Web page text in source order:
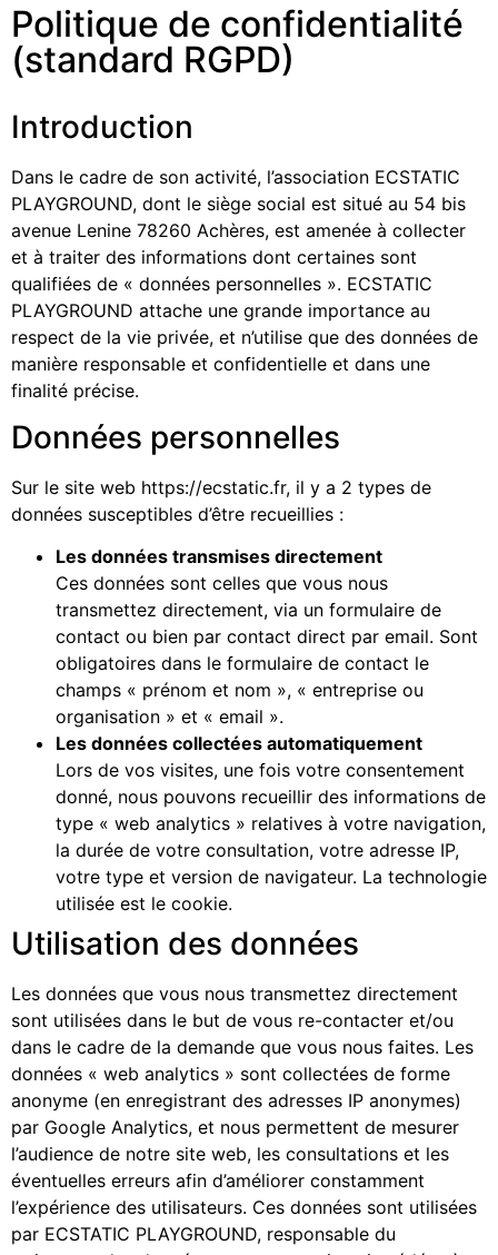
Politique de confidentialité
(standard RGPD)
Introduction
Dans le cadre de son activité, l’association ECSTATIC
PLAYGROUND, dont le siège social est situé au 54 bis
avenue Lenine 78260 Achères, est amenée à collecter
et à traiter des informations dont certaines sont
qualifiées de « données personnelles ». ECSTATIC
PLAYGROUND attache une grande importance au
respect de la vie privée, et n’utilise que des données de
manière responsable et confidentielle et dans une
finalité précise.
Données personnelles
Sur le site web https://ecstatic.fr, il y a 2 types de
données susceptibles d’être recueillies :
Les données transmises directement
Ces données sont celles que vous nous
transmettez directement, via un formulaire de
contact ou bien par contact direct par email. Sont
obligatoires dans le formulaire de contact le
champs « prénom et nom », « entreprise ou
organisation » et « email ».
Les données collectées automatiquement
Lors de vos visites, une fois votre consentement
donné, nous pouvons recueillir des informations de
type « web analytics » relatives à votre navigation,
la durée de votre consultation, votre adresse IP,
votre type et version de navigateur. La technologie
utilisée est le cookie.
Utilisation des données
Les données que vous nous transmettez directement
sont utilisées dans le but de vous re-contacter et/ou
dans le cadre de la demande que vous nous faites. Les
données « web analytics » sont collectées de forme
anonyme (en enregistrant des adresses IP anonymes)
par Google Analytics, et nous permettent de mesurer
l’audience de notre site web, les consultations et les
éventuelles erreurs afin d’améliorer constamment
l’expérience des utilisateurs. Ces données sont utilisées
par ECSTATIC PLAYGROUND, responsable du